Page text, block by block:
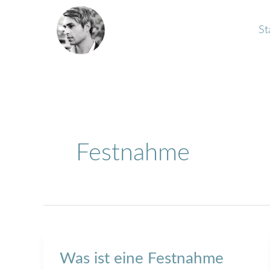
Festnahme
Was ist eine Festnahme
Was